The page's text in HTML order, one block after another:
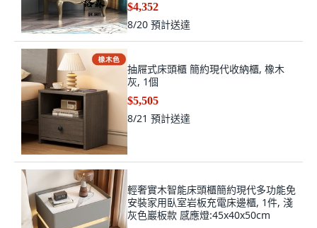
$4,352
8/20 預計送達
抽屜式床頭櫃 簡約現代收納櫃, 橡木
灰, 1個
$5,505
8/21 預計送達
輕奢實木智能床頭櫃簡約現代多功能免
安裝家用臥室岩板充電床邊櫃, 1件, 淺
灰色巖板款 感應燈:45x40x50cm